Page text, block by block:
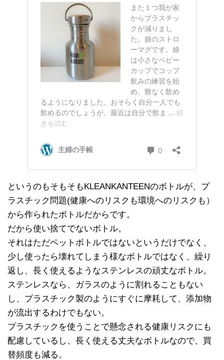
というのもそもそもKLEANKANTEENのボトルが、プ
ラスチック問題(健康へのリスクも環境へのリスクも）
から作られたボトルだからです。
だから使い捨てでないボトル。
それはただペットボトルではないというだけでなく、
少し使ったら壊れてしまう様なボトルではなく、繰り
返し、長く使えるようなステンレスの頑丈なボトル。
ステンレスなら、ガラスのように割れることもない
し、プラスチック製のようにすぐに摩耗して、添加物
が流出するわけでもない。
プラスチックを使うことで懸念される健康リスクにも
配慮しているし、長く使える丈夫なボトルなので、買
替頻度も減る。